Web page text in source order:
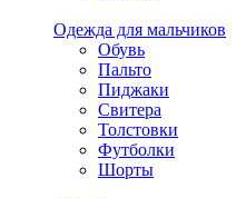
Одежда для мальчиков
Обувь
Пальто
Пиджаки
Свитера
Толстовки
Футболки
Шорты